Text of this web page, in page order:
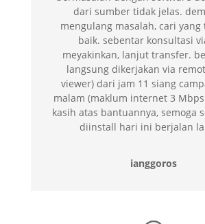
dari sumber tidak jelas.
mengulang masalah, cari yang
baik. sebentar konsultasi
meyakinkan, lanjut transfer.
langsung dikerjakan via
viewer) dari jam 11 siang
malam (maklum internet 3
kasih atas bantuannya, semoga
diinstall hari ini berjalan
ianggoros